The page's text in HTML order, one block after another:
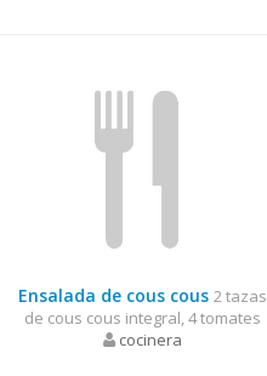
Ensalada de cous cous 2 tazas
de cous cous integral, 4 tomates
cocinera